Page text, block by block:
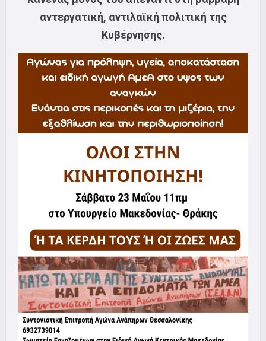
αντεργατική, αντιλαϊκή πολιτική της
Κυβέρνησης.